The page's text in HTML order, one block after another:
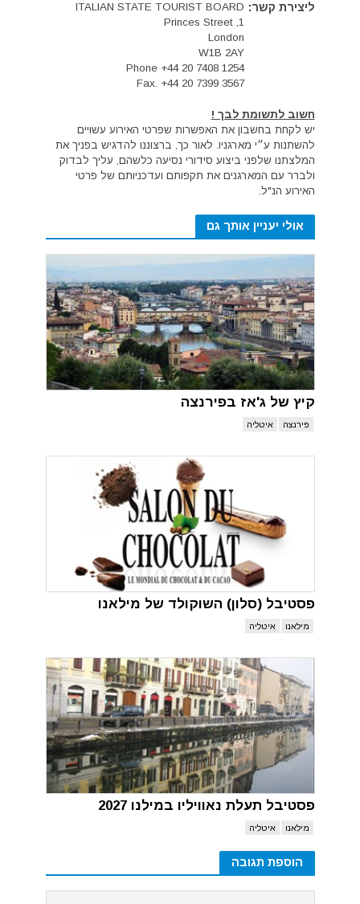
ליצירת קשר: ITALIAN STATE TOURIST BOARD
1, Princes Street
London
W1B 2AY
Phone +44 20 7408 1254
Fax. +44 20 7399 3567
חשוב לתשומת לבך !
יש לקחת בחשבון את האפשרות שפרטי האירוע עשויים
להשתנות ע״י מארגניו. לאור כך, ברצוננו להדגיש בפניך את
המלצתנו שלפני ביצוע סידורי נסיעה כלשהם, עליך לבדוק
ולברר עם המארגנים את תקפותם ועדכניותם של פרטי
האירוע הנ"ל.
אולי יעניין אותך גם
קיץ של ג'אז בפירנצה
פירנצה איטליה
פסטיבל (סלון) השוקולד של מילאנו
מילאנו איטליה
פסטיבל תעלת נאוויליו במילנו 2027
מילאנו איטליה
הוספת תגובה